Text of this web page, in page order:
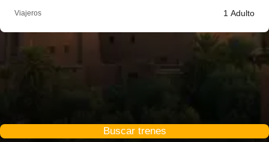
Viajeros 1 Adulto
Buscar trenes